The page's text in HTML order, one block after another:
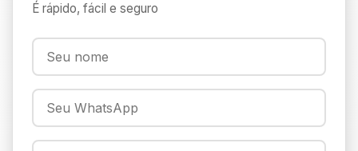
É rápido, fácil e seguro